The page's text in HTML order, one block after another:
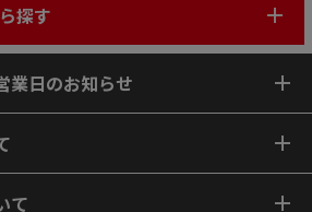
探す
業日のお知らせ
て